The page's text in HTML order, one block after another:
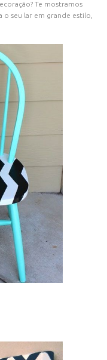
Te mostramos
o seu lar em grande estilo,